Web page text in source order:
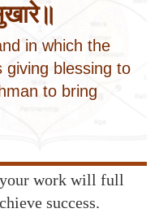
in which the
giving blessing to
to bring
your work will full
success.